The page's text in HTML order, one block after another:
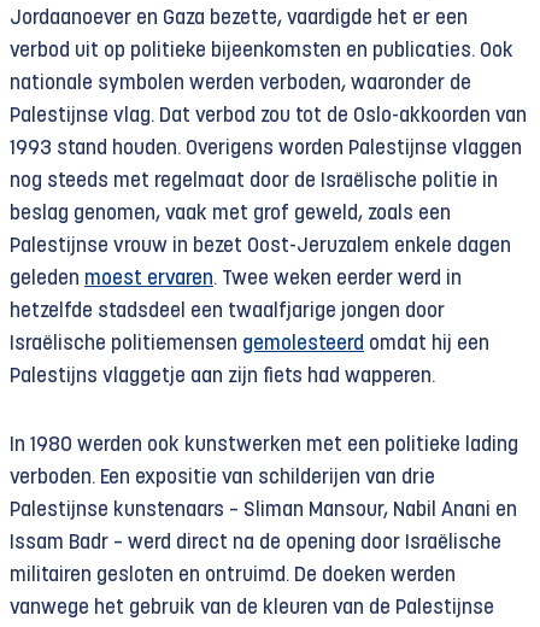
Jordaanoever en Gaza bezette, vaardigde het er een
verbod uit op politieke bijeenkomsten en publicaties. Ook
nationale symbolen werden verboden, waaronder de
Palestijnse vlag. Dat verbod zou tot de Oslo-akkoorden van
1993 stand houden. Overigens worden Palestijnse vlaggen
nog steeds met regelmaat door de Israëlische politie in
beslag genomen, vaak met grof geweld, zoals een
Palestijnse vrouw in bezet Oost-Jeruzalem enkele dagen
geleden moest ervaren. Twee weken eerder werd in
hetzelfde stadsdeel een twaalfjarige jongen door
Israëlische politiemensen gemolesteerd omdat hij een
Palestijns vlaggetje aan zijn fiets had wapperen.
In 1980 werden ook kunstwerken met een politieke lading
verboden. Een expositie van schilderijen van drie
Palestijnse kunstenaars – Sliman Mansour, Nabil Anani en
Issam Badr – werd direct na de opening door Israëlische
militairen gesloten en ontruimd. De doeken werden
vanwege het gebruik van de kleuren van de Palestijnse